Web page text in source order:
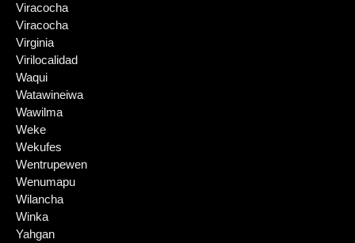
Viracocha
Viracocha
Virginia
Virilocalidad
Waqui
Watawineiwa
Wawilma
Weke
Wekufes
Wentrupewen
Wenumapu
Wilancha
Winka
Yahgan